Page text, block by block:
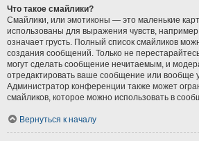
Что такое смайлики?
Смайлики, или эмотиконы — это маленькие
использованы для выражения чувств,
означает грусть. Полный список смайликов
создания сообщений. Только не
могут сделать сообщение нечитаемым, и
отредактировать ваше сообщение или вообще
Администратор конференции также может
смайликов, которое можно использовать в
Вернуться к началу